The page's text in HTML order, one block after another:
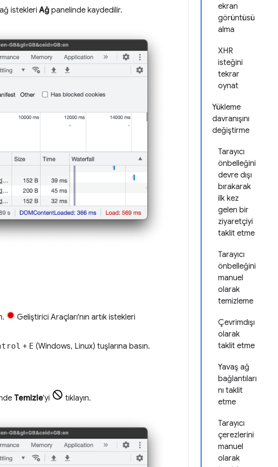
ekran
görüntüsü
alma
XHR
isteğini
tekrar
oynat
Yükleme
davranışını
değiştirme
Tarayıcı
önbelleğini
devre dışı
bırakarak
ilk kez
gelen bir
ziyaretçiyi
taklit etme
Tarayıcı
önbelleğini
manuel
olarak
temizleme
Çevrimdışı
olarak
taklit etme
Yavaş ağ
bağlantıları
nı taklit
etme
Tarayıcı
çerezlerini
manuel
olarak
ağ istekleriAğ panelinde kaydedilir.
Geliştirici Araçları'nın artık istekleri
+ E (Windows, Linux) tuşlarına basın.
Temizle'yi tıklayın.